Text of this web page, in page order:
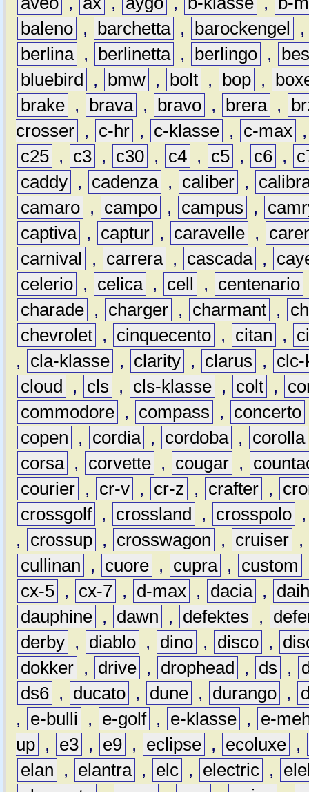
baleno , barchetta , barockengel
berlina , berlinetta , berlingo ,
bluebird
, bmw , bolt , bop ,
brake , brava , bravo , brera ,
crosser , c-hr , c-klasse , c-max
c25 , c3 , c30 , c4 , c5 , c6 ,
caddy , cadenza , caliber ,
camaro , campo , campus ,
captiva , captur , caravelle ,
carnival
, carrera , cascada ,
celerio , celica , cell , centenario
charade , charger , charmant ,
chevrolet , cinquecento , citan ,
,
cla-klasse , clarity , clarus ,
clc-
cloud
, cls , cls-klasse , colt ,
commodore , compass , concerto
copen
, cordia , cordoba ,
corolla
corsa , corvette , cougar ,
courier , cr-v , cr-z , crafter ,
crossgolf , crossland , crosspolo
,
crossup , crosswagon , cruiser ,
cullinan
, cuore , cupra , custom
cx-5 , cx-7 , d-max , dacia ,
dauphine , dawn , defektes ,
derby , diablo , dino , disco ,
dokker , drive , drophead , ds ,
ds6 , ducato , dune , durango ,
,
e-bulli , e-golf , e-klasse ,
e-
up , e3 , e9 , eclipse , ecoluxe ,
elan
, elantra , elc , electric ,